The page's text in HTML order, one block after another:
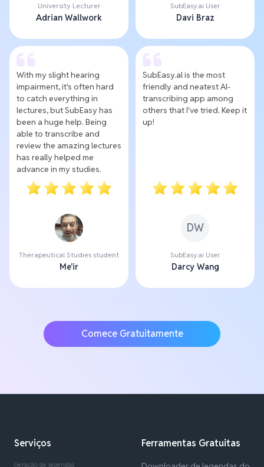
University Lecturer
Adrian Wallwork
SubEasy.ai User
Davi Braz
With my slight hearing
impairment, it's often hard
to catch everything in
lectures, but SubEasy has
been a huge help. Being
able to transcribe and
review the amazing lectures
has really helped me
advance in my studies.
Therapeutical Studies student
Me'ir
SubEasy.al is the most
friendly and neatest AI-
transcribing app among
others that I've tried. Keep it
up!
DW
SubEasy.ai User
Darcy Wang
Comece Gratuitamente
Serviços
Geração de legendas
Ferramentas Gratuitas